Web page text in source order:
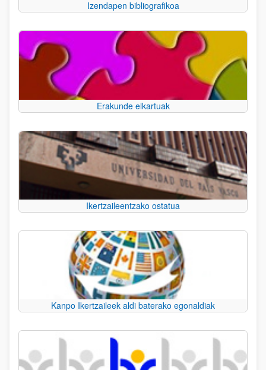
Izendapen bibliografikoa
Erakunde elkartuak
Ikertzaileentzako ostatua
Kanpo Ikertzaileek aldi baterako egonaldiak